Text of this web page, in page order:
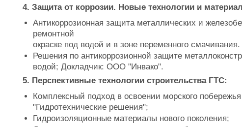
4. Защита от коррозии. Новые технологии и
Антикоррозионная защита металлических и
ремонтной
окраске под водой и в зоне переменного
Решения по антикоррозионной защите
водой; Докладчик: ООО "Инвако".
5. Перспективные технологии строительства ГТС:
Комплексный подход в освоении морского
"Гидротехнические решения";
Гидроизоляционные материалы нового поколения;